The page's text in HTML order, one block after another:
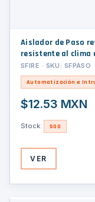
Aislador de Paso
resistente al clima
SFIRE · SKU: SFPASO
Automatización e
$12.53 MXN
Stock: 500
VER